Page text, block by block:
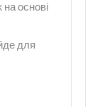
основі
для